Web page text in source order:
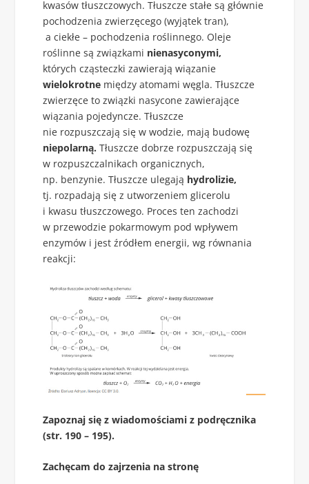
kwasów tłuszczowych. Tłuszcze stałe są głównie
pochodzenia zwierzęcego (wyjątek tran),
a ciekłe – pochodzenia roślinnego. Oleje
roślinne są związkami nienasyconymi,
których cząsteczki zawierają wiązanie
wielokrotne między atomami węgla. Tłuszcze
zwierzęce to związki nasycone zawierające
wiązania pojedyncze. Tłuszcze
nie rozpuszczają się w wodzie, mają budowę
niepolarną. Tłuszcze dobrze rozpuszczają się
w rozpuszczalnikach organicznych,
np. benzynie. Tłuszcze ulegają hydrolizie,
tj. rozpadają się z utworzeniem glicerolu
i kwasu tłuszczowego. Proces ten zachodzi
w przewodzie pokarmowym pod wpływem
enzymów i jest źródłem energii, wg równania
reakcji:
Zapoznaj się z wiadomościami z podręcznika
(str. 190 – 195).
Zachęcam do zajrzenia na stronę